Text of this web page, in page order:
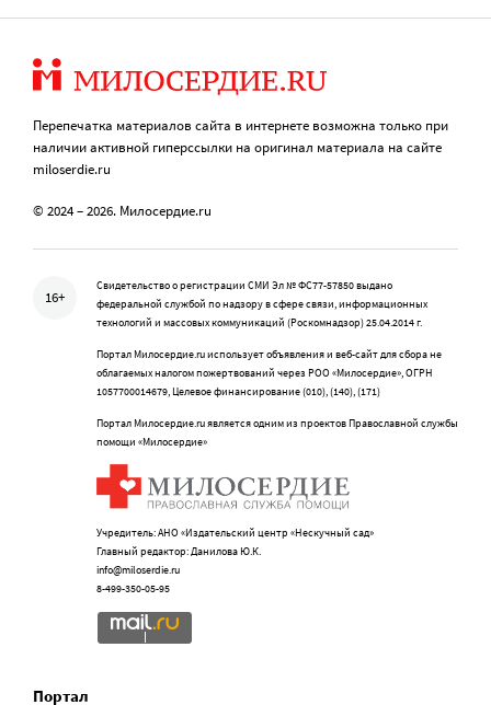
Перепечатка материалов сайта в интернете возможна только при
наличии активной гиперссылки на оригинал материала на сайте
miloserdie.ru
© 2024 – 2026. Милосердие.ru
16+
Свидетельство о регистрации СМИ Эл № ФС77-57850 выдано
федеральной службой по надзору в сфере связи, информационных
технологий и массовых коммуникаций (Роскомнадзор) 25.04.2014 г.
Портал Милосердие.ru использует объявления и веб-сайт для сбора не
облагаемых налогом пожертвований через РОО «Милосердие», ОГРН
1057700014679, Целевое финансирование (010), (140), (171)
Портал Милосердие.ru является одним из проектов Православной службы
помощи «Милосердие»
Учредитель: АНО «Издательский центр «Нескучный сад»
Главный редактор: Данилова Ю.К.
info@miloserdie.ru
8-499-350-05-95
Портал